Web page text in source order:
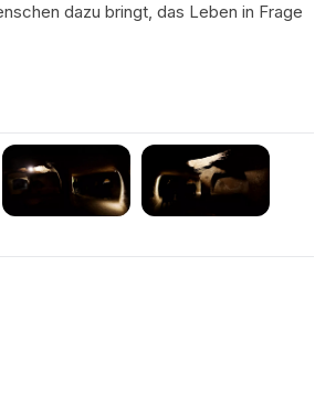
dazu bringt, das Leben in Frage